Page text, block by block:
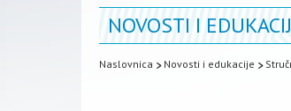
NOVOSTI I
Naslovnica Novosti i edukacije